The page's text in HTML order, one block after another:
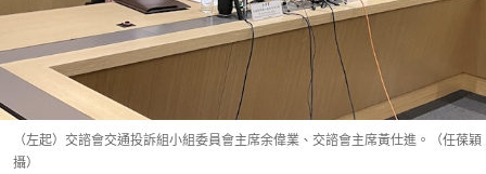
（左起）交諮會交通投訴組小組委員會主席余偉業、交諮會主席黃仕進。（任葆穎
攝）